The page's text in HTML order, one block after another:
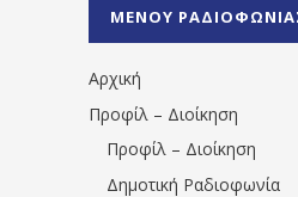
ΜΕΝΟΥ
Αρχική
Προφίλ – Διοίκηση
Προφίλ – Διοίκηση
Δημοτική Ραδιοφωνία